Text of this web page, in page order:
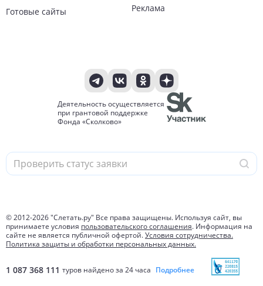
Готовые сайты
Реклама
Деятельность осуществляется
при грантовой поддержке
Фонда «Сколково»
© 2012-2026"Слетать.ру" Все права защищены. Используя сайт, вы
принимаете условия пользовательского соглашения. Информация на
сайте не является публичной офертой.Условия сотрудничества.
Политика защиты и обработки персональных данных.
1 087 368 111 туров найдено за 24 часа Подробнее